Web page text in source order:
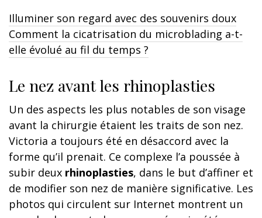
Illuminer son regard avec des souvenirs doux
Comment la cicatrisation du microblading a-t-
elle évolué au fil du temps ?
Le nez avant les rhinoplasties
Un des aspects les plus notables de son visage
avant la chirurgie étaient les traits de son nez.
Victoria a toujours été en désaccord avec la
forme qu’il prenait. Ce complexe l’a poussée à
subir deux rhinoplasties, dans le but d’affiner et
de modifier son nez de manière significative. Les
photos qui circulent sur Internet montrent un